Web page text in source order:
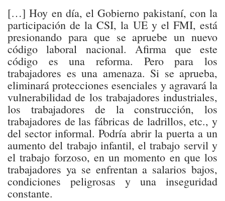
[…] Hoy en día, el Gobierno pakistaní, con la
participación de la CSI, la UE y el FMI, está
presionando para que se apruebe un nuevo
código laboral nacional. Afirma que este
código es una reforma. Pero para los
trabajadores es una amenaza. Si se aprueba,
eliminará protecciones esenciales y agravará la
vulnerabilidad de los trabajadores industriales,
los trabajadores de la construcción, los
trabajadores de las fábricas de ladrillos, etc., y
del sector informal. Podría abrir la puerta a un
aumento del trabajo infantil, el trabajo servil y
el trabajo forzoso, en un momento en que los
trabajadores ya se enfrentan a salarios bajos,
condiciones peligrosas y una inseguridad
constante.